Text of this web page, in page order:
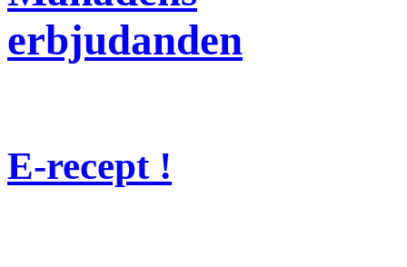
erbjudanden
E-recept !